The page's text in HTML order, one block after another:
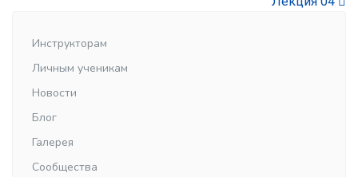
Инструкторам
Личным ученикам
Новости
Блог
Галерея
Сообщества